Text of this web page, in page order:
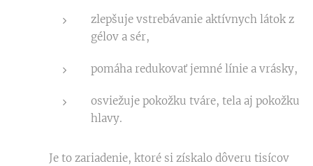
zlepšuje vstrebávanie aktívnych látok z
gélov a sér,
pomáha redukovať jemné línie a vrásky,
osviežuje pokožku tváre, tela aj pokožku
hlavy.
Je to zariadenie, ktoré si získalo dôveru tisícov